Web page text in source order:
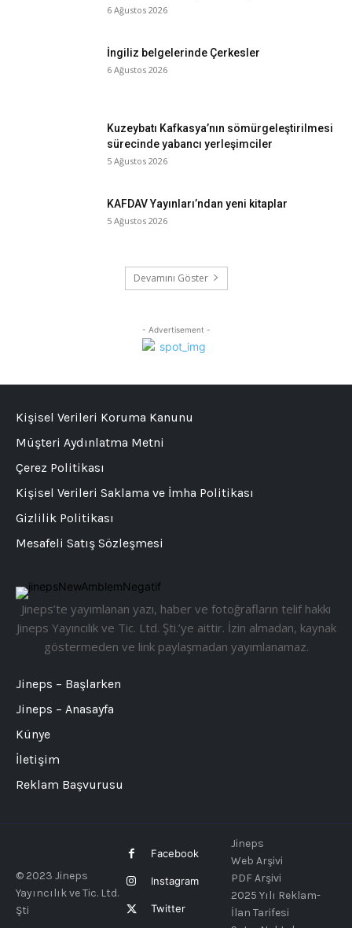
6 Ağustos 2026
İngiliz belgelerinde Çerkesler
6 Ağustos 2026
Kuzeybatı Kafkasya’nın sömürgeleştirilmesi
sürecinde yabancı yerleşimciler
5 Ağustos 2026
KAFDAV Yayınları’ndan yeni kitaplar
5 Ağustos 2026
Devamını Göster
- Advertisement -
Jineps’te yayımlanan yazı, haber ve fotoğrafların telif hakkı
Jineps Yayıncılık ve Tic. Ltd. Şti.’ye aittir. İzin almadan, kaynak
göstermeden ve link paylaşmadan yayımlanamaz.
Jineps – Başlarken
Jineps – Anasayfa
Künye
İletişim
Reklam Başvurusu
Kişisel Verileri Koruma Kanunu
Müşteri Aydınlatma Metni
Çerez Politikası
Kişisel Verileri Saklama ve İmha Politikası
Gizlilik Politikası
Mesafeli Satış Sözleşmesi
© 2023 Jineps
Yayıncılık ve Tic. Ltd.
Şti
Facebook
Instagram
Twitter
Jineps
Web Arşivi
PDF Arşivi
2025 Yılı Reklam-
İlan Tarifesi